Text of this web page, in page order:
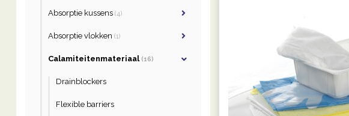
Absorptie kussens (4)
Absorptie vlokken (1)
Calamiteitenmateriaal (16)
Drainblockers
Flexible barriers